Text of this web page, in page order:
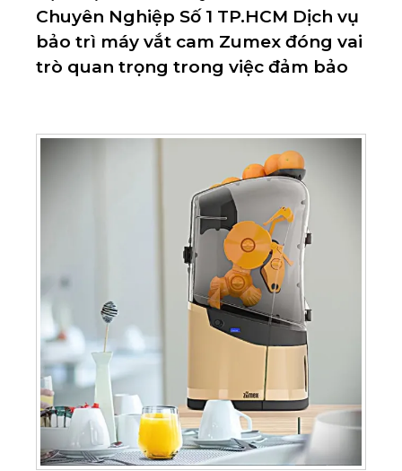
Chuyên Nghiệp Số 1 TP.HCM Dịch vụ
bảo trì máy vắt cam Zumex đóng vai
trò quan trọng trong việc đảm bảo